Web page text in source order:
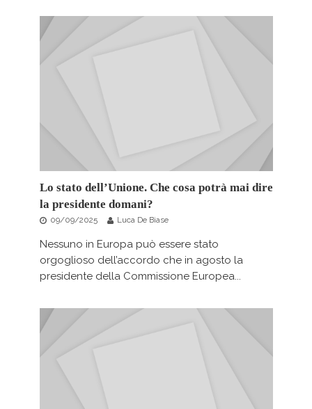
Lo stato dell’Unione. Che cosa potrà mai dire
la presidente domani?
09/09/2025 Luca De Biase
Nessuno in Europa può essere stato
orgoglioso dell’accordo che in agosto la
presidente della Commissione Europea...